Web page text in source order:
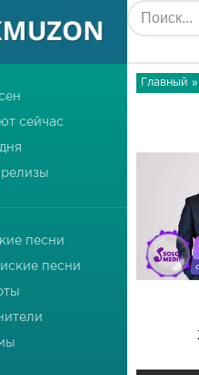
Главный »
сейчас
песни
песни